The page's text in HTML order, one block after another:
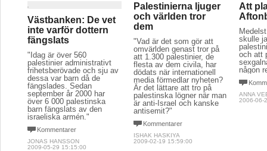
Västbanken: De vet
inte varför dottern
fängslats
"Idag är över 560
palestinier administrativt
frihetsberövade och sju av
dessa var barn då de
fängslades. Sedan
september år 2000 har
över 6 000 palestinska
barn fängslats av den
israeliska armén."
Kommentarer
JONAS HANSSON
2009-05-29 15:15:00
Palestinierna ljuger
och världen tror
dem
"Vad är det som gör att
omvärlden genast tror på
att 1.300 palestinier, de
flesta av dem civila, har
dödats när internationell
media förmedlar nyheten?
Är det lättare att tro på
palestinska lögner när man
är anti-Israel och kanske
antisemit?"
Kommentarer
ISHAK HASKIYA
2009-02-19 15:59:00
Att
skulle
och att
någon
ANNA
2006-06-